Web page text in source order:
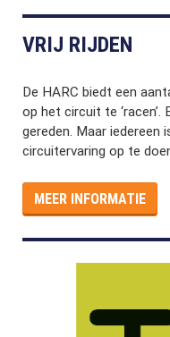
VRIJ RIJDEN
De HARC biedt een
op het circuit te
gereden. Maar
circuitervaring op te
MEER INFORMATIE